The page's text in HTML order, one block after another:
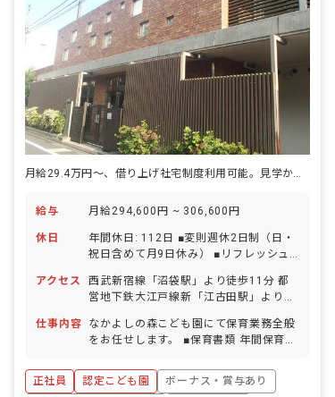
月給29.4万円～、借り上げ社宅制度利用可能。見学からでも大歓迎
給与 月給294,600円 ~ 306,600円
休日
年間休日: 112日 ■変則週休2日制（日・
祝日含めて月9日休み） ■リフレッシュ
（12/29～1/3） ■有給休暇（半日単
位・1時間単位での取得可） ※2024年度
の有休取得平均13.8日間 ■傷病休暇、特
別休暇（入職半年以内でも利用可能） ■
率・復帰率100％） ※お子様の体調不良
や行事による遅刻・早退・欠席の相談も
アクセス
西武新宿線「沼袋駅」より徒歩11分 都
営地下鉄大江戸線新「江古田駅」より徒
OK（駐車場は自己手配、駐輪場あり）
仕事内容
なかよしの森こども園にて保育業務全般
をお任せします。 ■保育書類 年間保育計
などの書類は主にパソコンで作成してい
ます。苦手な人でも先輩が教えてくれる
正社員 認定こども園
ボーナス・賞与あり